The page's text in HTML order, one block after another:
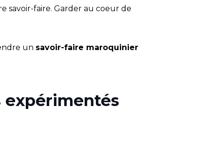
savoir-faire. Garder au coeur de
un savoir-faire maroquinier
expérimentés